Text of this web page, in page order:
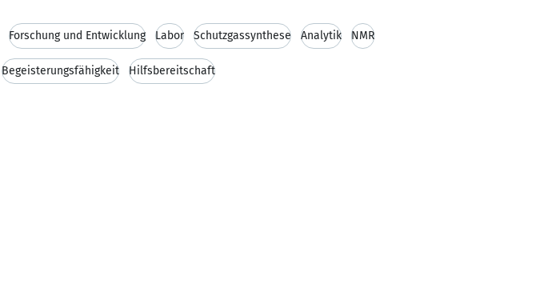
Forschung und Entwicklung Labor Schutzgassynthese Analytik NMR
Begeisterungsfähigkeit Hilfsbereitschaft